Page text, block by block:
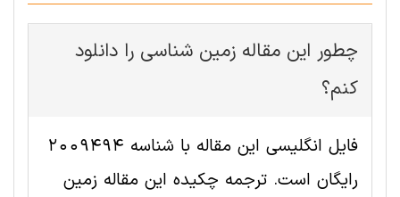
چطور این مقاله زمین شناسی را دانلود
کنم؟
فایل انگلیسی این مقاله با شناسه 2009494
رایگان است. ترجمه چکیده این مقاله زمین